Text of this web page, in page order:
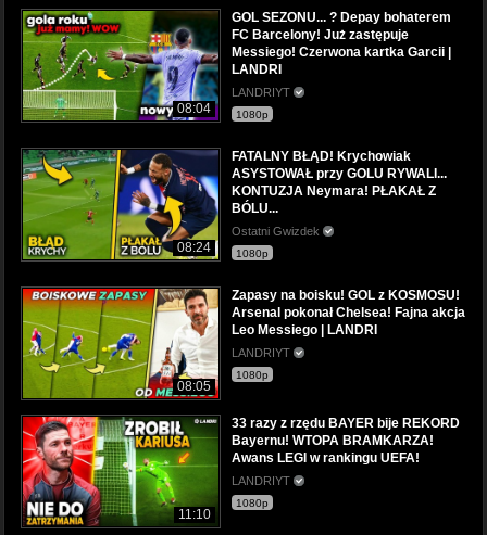
08:04
GOL SEZONU... ? Depay bohaterem
FC Barcelony! Już zastępuje
Messiego! Czerwona kartka Garcii |
LANDRI
LANDRIYT
1080p
08:24
FATALNY BŁĄD! Krychowiak
ASYSTOWAŁ przy GOLU RYWALI...
KONTUZJA Neymara! PŁAKAŁ Z
BÓLU...
Ostatni Gwizdek
1080p
08:05
Zapasy na boisku! GOL z KOSMOSU!
Arsenal pokonał Chelsea! Fajna akcja
Leo Messiego | LANDRI
LANDRIYT
1080p
11:10
33 razy z rzędu BAYER bije REKORD
Bayernu! WTOPA BRAMKARZA!
Awans LEGI w rankingu UEFA!
LANDRIYT
1080p